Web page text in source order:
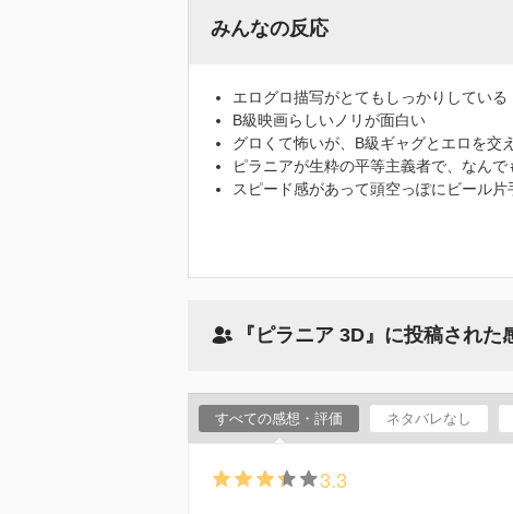
みんなの反応
エログロ描写がとてもしっかりしている
B級映画らしいノリが面白い
グロくて怖いが、B級ギャグとエロを交
ピラニアが生粋の平等主義者で、なん
スピード感があって頭空っぽにビール片
『ピラニア 3D』に投稿された
すべての感想・評価 ネタバレなし
3.3